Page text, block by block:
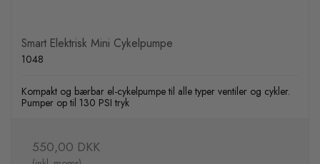
Smart Elektrisk Mini Cykelpumpe
1048
Kompakt og bærbar el-cykelpumpe til alle typer ventiler og cykler.
Pumper op til 130 PSI tryk
550,00 DKK